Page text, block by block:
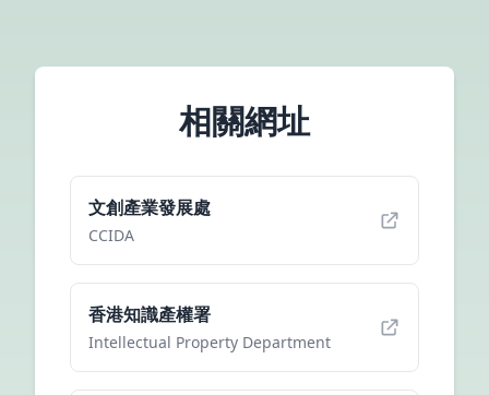
相關網址
文創產業發展處
CCIDA
香港知識產權署
Intellectual Property Department